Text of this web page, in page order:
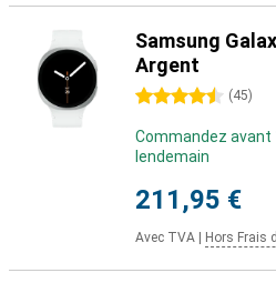
Samsung
Argent
4.5 étoiles (45)
Commandez avant
lendemain
211,95 €
Avec TVA Hors Frais